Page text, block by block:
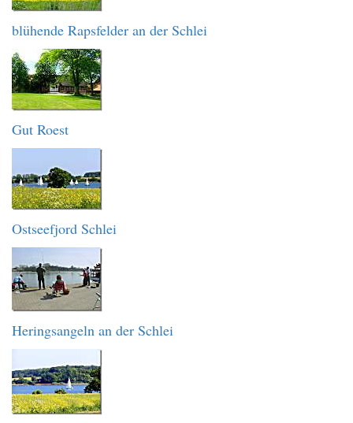
blühende Rapsfelder an der Schlei
Gut Roest
Ostseefjord Schlei
Heringsangeln an der Schlei